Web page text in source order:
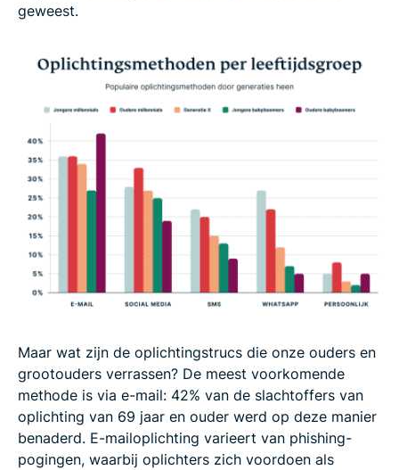
geweest.
Maar wat zijn de oplichtingstrucs die onze ouders en
grootouders verrassen? De meest voorkomende
methode is via e-mail: 42% van de slachtoffers van
oplichting van 69 jaar en ouder werd op deze manier
benaderd. E-mailoplichting varieert van phishing-
pogingen, waarbij oplichters zich voordoen als